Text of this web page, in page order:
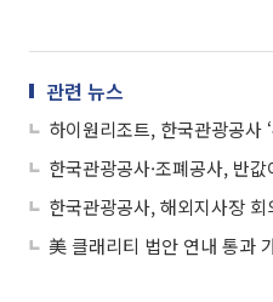
관련 뉴스
한국관광공사·조폐공사, 반